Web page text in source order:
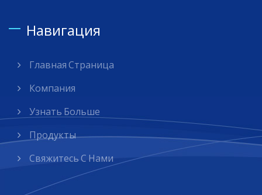
Навигация
Главная Страница
Компания
Узнать Больше
Продукты
Свяжитесь С Нами